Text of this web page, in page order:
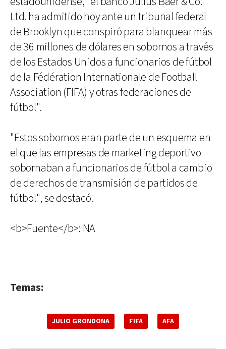
Ltd. ha admitido hoy ante un tribunal federal
de Brooklyn que conspiró para blanquear más
de 36 millones de dólares en sobornos a través
de los Estados Unidos a funcionarios de fútbol
de la Fédération Internationale de Football
Association (FIFA) y otras federaciones de
fútbol".
"Estos sobornos eran parte de un esquema en
el que las empresas de marketing deportivo
sobornaban a funcionarios de fútbol a cambio
de derechos de transmisión de partidos de
fútbol", se destacó.
<b>Fuente</b>: NA
Temas:
JULIO GRONDONA FIFA AFA